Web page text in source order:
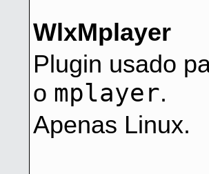
WlxMplayer
Plugin usado
o mplayer.
Apenas Linux.